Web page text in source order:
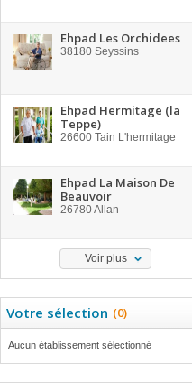
Ehpad Les Orchidees
38180 Seyssins
Ehpad Hermitage (la
Teppe)
26600 Tain L'hermitage
Ehpad La Maison De
Beauvoir
26780Allan
Voir plus
Votre sélection (0)
Aucun établissement sélectionné